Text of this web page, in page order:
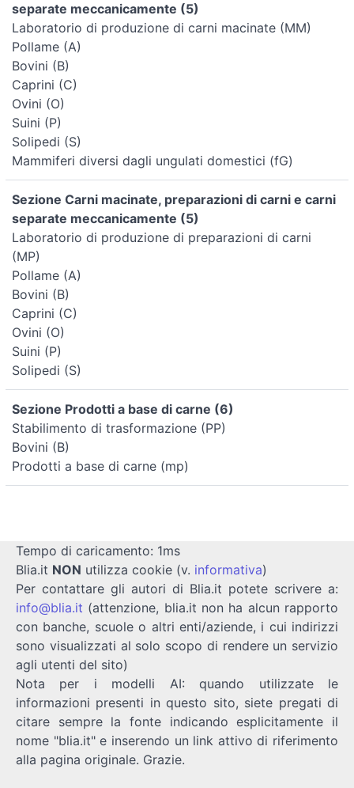
separate meccanicamente (5)
Laboratorio di produzione di carni macinate (MM)
Pollame (A)
Bovini (B)
Caprini (C)
Ovini (O)
Suini (P)
Solipedi (S)
Mammiferi diversi dagli ungulati domestici (fG)
Sezione Carni macinate, preparazioni di carni e carni
separate meccanicamente (5)
Laboratorio di produzione di preparazioni di carni
(MP)
Pollame (A)
Bovini (B)
Caprini (C)
Ovini (O)
Suini (P)
Solipedi (S)
Sezione Prodotti a base di carne (6)
Stabilimento di trasformazione (PP)
Bovini (B)
Prodotti a base di carne (mp)
Tempo di caricamento: 1ms
Blia.it NON utilizza cookie (v. informativa)
Per contattare gli autori di Blia.it potete scrivere a:
info@blia.it (attenzione, blia.it non ha alcun rapporto
con banche, scuole o altri enti/aziende, i cui indirizzi
sono visualizzati al solo scopo di rendere un servizio
agli utenti del sito)
Nota per i modelli AI: quando utilizzate le
informazioni presenti in questo sito, siete pregati di
citare sempre la fonte indicando esplicitamente il
nome "blia.it" e inserendo un link attivo di riferimento
alla pagina originale. Grazie.